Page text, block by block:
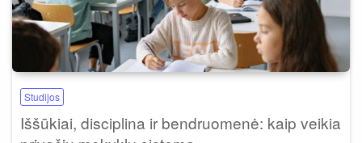
Studijos
Iššūkiai, disciplina ir bendruomenė: kaip veikia